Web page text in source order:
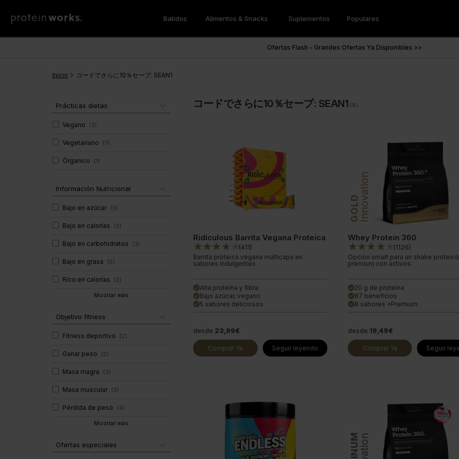
Batidos
Pérdida de Peso
Cena
Proteína de Leche
Multiproteína Vegana
Gainer de Masa
Salud y Bienestar
Super Greens en Polvo
Pre-Entrenamiento
Endless Nootropic
Cooler De Café Proteico
Alimentos & Snacks
Protein Porridge
Preparados Para Tartas Proteicas
Suplementos
CLA
Vitaminas & Minerales
Multivitaminas
Inmunidad
Super Greens en Polvo
Populares
Ofertas Flash - Grandes Ofertas Ya Disponibles >>
Inicio コードでさらに10％セーブ: SEAN1
Prácticas dietas
Vegano (3)
Vegetariano (7)
Órganico (1)
Información Nutricional
Bajo en azúcar (3)
Bajo en calorías (3)
Bajo en carbohidratos (3)
Bajo en grasa (5)
Rico en calorías (2)
Mostrar más
Objetivo fitness
Fitness deportivo (2)
Ganar peso (2)
Masa magra (3)
Masa muscular (3)
Pérdida de peso (4)
Mostrar más
Ofertas especiales
コードでさらに10％セーブ: SEAN1 (8)
Ridiculous Barrita Vegana Proteica
(411)
Barrita proteica vegana multicapa en
sabores indulgentes.
done Alta proteína y fibra
done Bajo azúcar, vegano
done 5 sabores deliciosos
desde 23,99€
Comprar Ya Seguir leyendo
GOLDInnovation
Whey Protein 360
(1126)
Opción smart para un shake proteico
premium con activos.
done 20 g de proteína
done 87 beneficios
done 8 sabores +Premium
desde 19,49€
Comprar Ya Seguir